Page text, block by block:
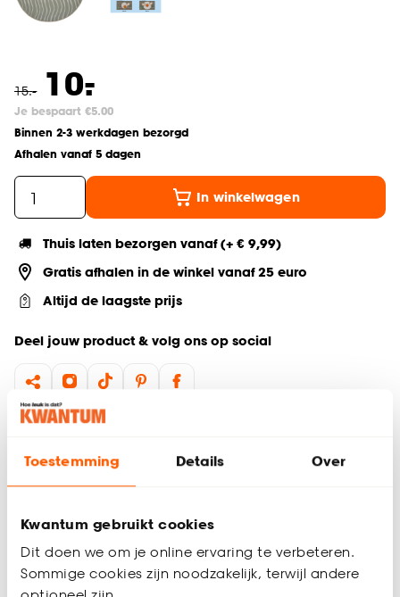
Toestemming Details Over
Kwantum gebruikt cookies
Dit doen we om je online ervaring te verbeteren.
Sommige cookies zijn noodzakelijk, terwijl andere
15.- 10.
-
Je bespaart €5.00
Binnen 2-3 werkdagen bezorgd
Afhalen vanaf 5 dagen
In winkelwagen
Thuis laten bezorgen vanaf (+ € 9,99)
Gratis afhalen in de winkel vanaf 25 euro
Altijd de laagste prijs
Deel jouw product & volg ons op social
Buitenkleed Menz is een rond vloerkleed die stijl toevoegt
een vochtige doek. Daarnaast behoudt hij ook nog eens
lang zijn kwaliteit. Met een diameter van 160 cm past het
buitenkleed in iedere ruimte. Buitenkleed Menz voelt heerlijk
zacht en comfortabel aan onder je voeten.